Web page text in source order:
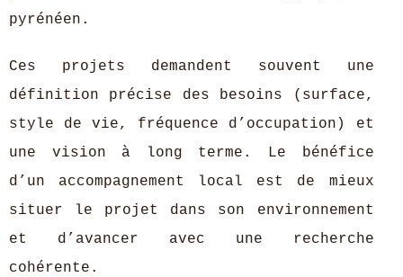
pyrénéen.
Ces projets demandent souvent une
définition précise des besoins (surface,
style de vie, fréquence d’occupation) et
une vision à long terme. Le bénéfice
d’un accompagnement local est de mieux
situer le projet dans son environnement
et d’avancer avec une recherche
cohérente.